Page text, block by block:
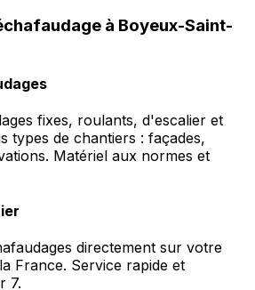
à Boyeux-Saint-
fixes, roulants, d'escalier et
types de chantiers : façades,
Matériel aux normes et
directement sur votre
France. Service rapide et
7.